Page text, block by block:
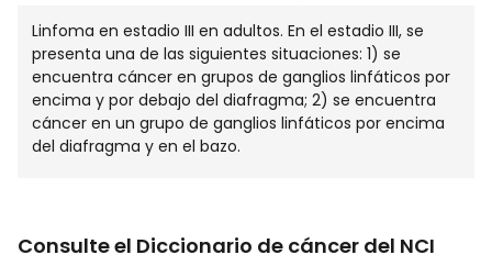
Linfoma en estadio III en adultos. En el estadio III, se
presenta una de las siguientes situaciones: 1) se
encuentra cáncer en grupos de ganglios linfáticos por
encima y por debajo del diafragma; 2) se encuentra
cáncer en un grupo de ganglios linfáticos por encima
del diafragma y en el bazo.
Consulte el Diccionario de cáncer del NCI